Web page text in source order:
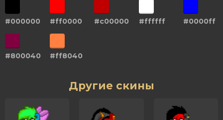
#000000 #ff0000 #c00000 #ffffff #0000ff
#800040 #ff8040
Другие скины